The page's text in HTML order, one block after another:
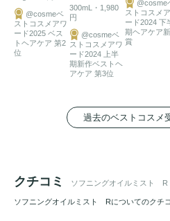
@cosmeベ
ストコスメアワ
ード2025 ベス
トヘアケア 第2
位
300mL・1,980
円
@cosmeベ
ストコスメアワ
ード2024 上半
期新作ベストヘ
アケア 第3位
@cosme
ストコスメ
ード2024 下
期ヘアケア
賞
過去のベストコスメ
クチコミ ソフニングオイルミスト R
ソフニングオイルミスト Rについてのクチ